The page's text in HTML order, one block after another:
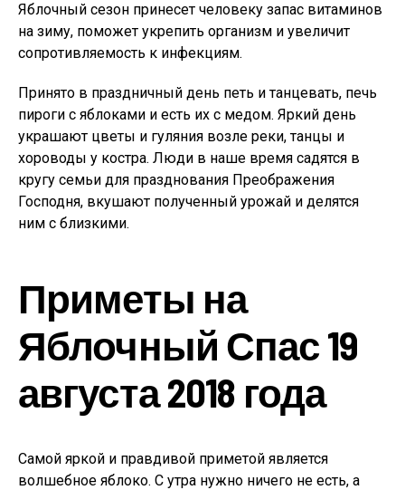
Яблочный сезон принесет человеку запас витаминов
на зиму, поможет укрепить организм и увеличит
сопротивляемость к инфекциям.
Принято в праздничный день петь и танцевать, печь
пироги с яблоками и есть их с медом. Яркий день
украшают цветы и гуляния возле реки, танцы и
хороводы у костра. Люди в наше время садятся в
кругу семьи для празднования Преображения
Господня, вкушают полученный урожай и делятся
ним с близкими.
Приметы на
Яблочный Спас 19
августа 2018 года
Самой яркой и правдивой приметой является
волшебное яблоко. С утра нужно ничего не есть, а